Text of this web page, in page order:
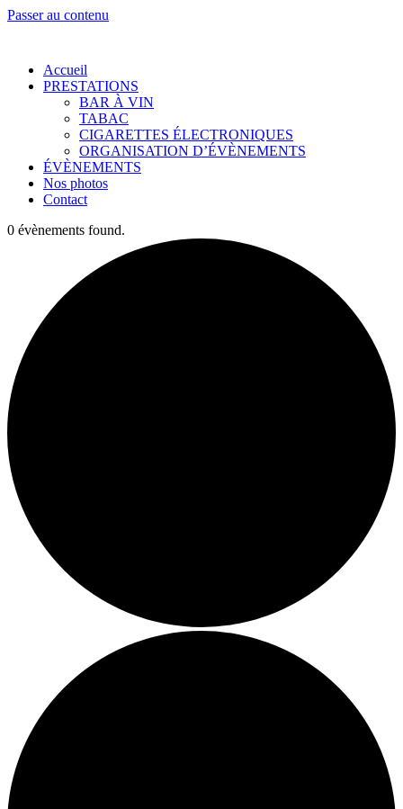
Passer au contenu
Accueil
PRESTATIONS
BAR À VIN
TABAC
CIGARETTES ÉLECTRONIQUES
ORGANISATION D’ÉVÈNEMENTS
ÉVÈNEMENTS
Nos photos
Contact
0 évènements found.